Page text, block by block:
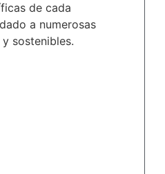
de cada
a numerosas
sostenibles.